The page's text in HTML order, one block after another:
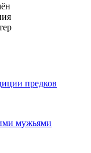
предков
мужьями